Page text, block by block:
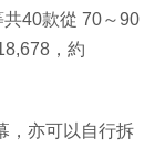
40款從 70～90
，約
，亦可以自行拆